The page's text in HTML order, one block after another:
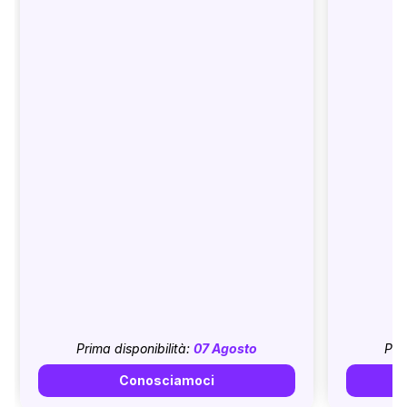
Prima disponibilità:07 Agosto
Conosciamoci